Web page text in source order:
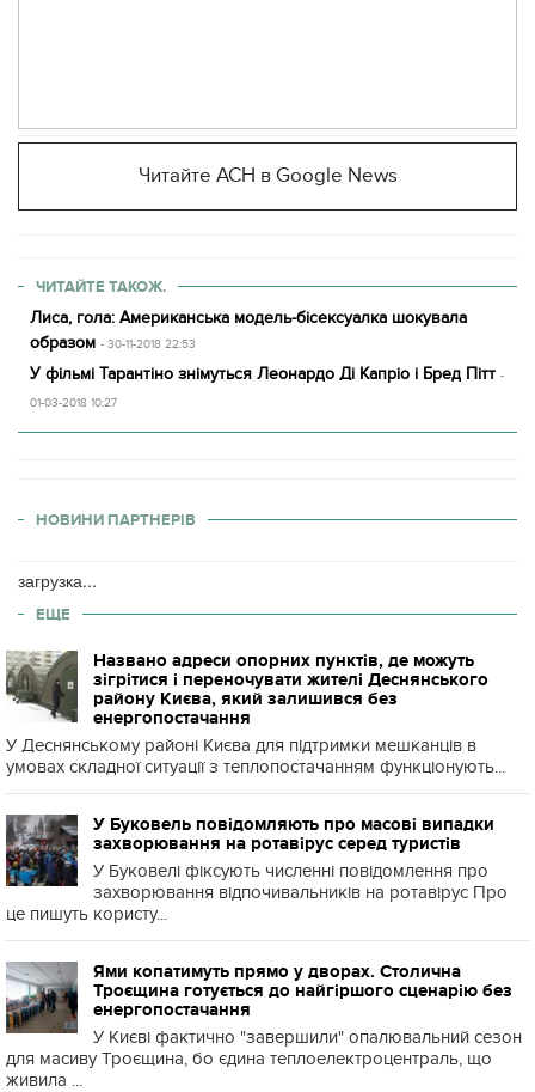
Читайте АСН в Google News
ЧИТАЙТЕ ТАКОЖ.
Лиса, гола: Американська модель-бісексуалка шокувала
образом - 30-11-2018 22:53
У фільмі Тарантіно знімуться Леонардо Ді Капріо і Бред Пітт -
01-03-2018 10:27
НОВИНИ ПАРТНЕРІВ
загрузка...
ЕЩЕ
Названо адреси опорних пунктів, де можуть
зігрітися і переночувати жителі Деснянського
району Києва, який залишився без
енергопостачання
У Деснянському районі Києва для підтримки мешканців в
умовах складної ситуації з теплопостачанням функціонують...
У Буковель повідомляють про масові випадки
захворювання на ротавірус серед туристів
У Буковелі фіксують численні повідомлення про
захворювання відпочивальників на ротавірус Про
це пишуть користу...
Ями копатимуть прямо у дворах. Столична
Троєщина готується до найгіршого сценарію без
енергопостачання
У Києві фактично "завершили" опалювальний сезон
для масиву Троєщина, бо єдина теплоелектроцентраль, що
живила ...